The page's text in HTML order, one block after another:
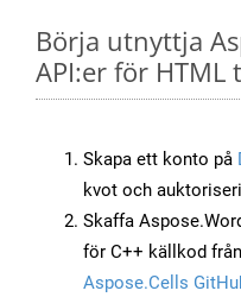
Börja utnyttja
API:er för HTML
Skapa ett konto på
kvot och
Skaffa
för C++ källkod från
Aspose.Cells